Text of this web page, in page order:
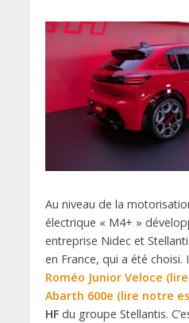
Au niveau de la
électrique « M4+ »
entreprise Nidec et
en France, qui a été choisi.
Roméo Junior Veloce
Abarth 600e (lire notre
HFdu groupe Stellantis.